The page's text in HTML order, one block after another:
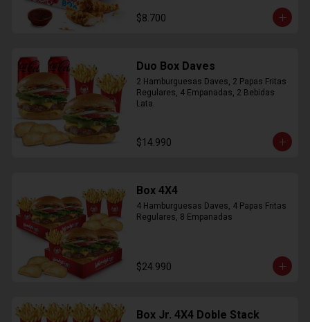
$8.700
Duo Box Daves
2 Hamburguesas Daves, 2 Papas Fritas
Regulares, 4 Empanadas, 2 Bebidas
Lata.
$14.990
Box 4X4
4 Hamburguesas Daves, 4 Papas Fritas
Regulares, 8 Empanadas
$24.990
Box Jr. 4X4 Doble Stack